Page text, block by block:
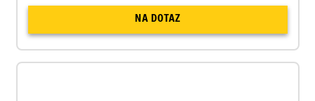
NA DOTAZ